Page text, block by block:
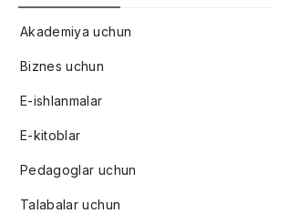
Akademiya uchun
Biznes uchun
E-ishlanmalar
E-kitoblar
Pedagoglar uchun
Talabalar uchun